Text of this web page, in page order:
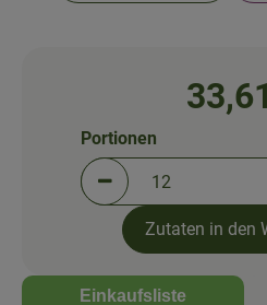
Portionen verringern
Portionen
Zutaten in den
Einkaufsliste